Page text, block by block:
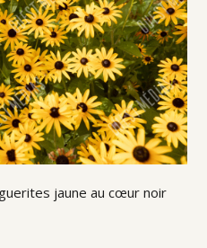
jaune au cœur noir